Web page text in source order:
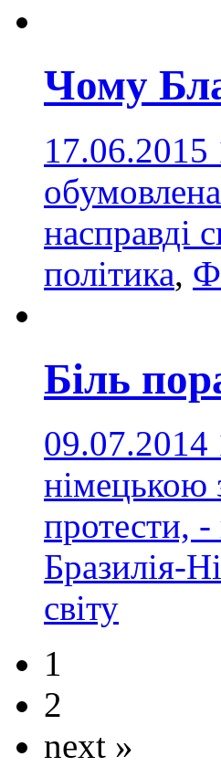
Чому
17.06.2015
насправді
політика,
Біль
09.07.2014
німецькою
протести,
Бразилія-
світу
1
2
next »